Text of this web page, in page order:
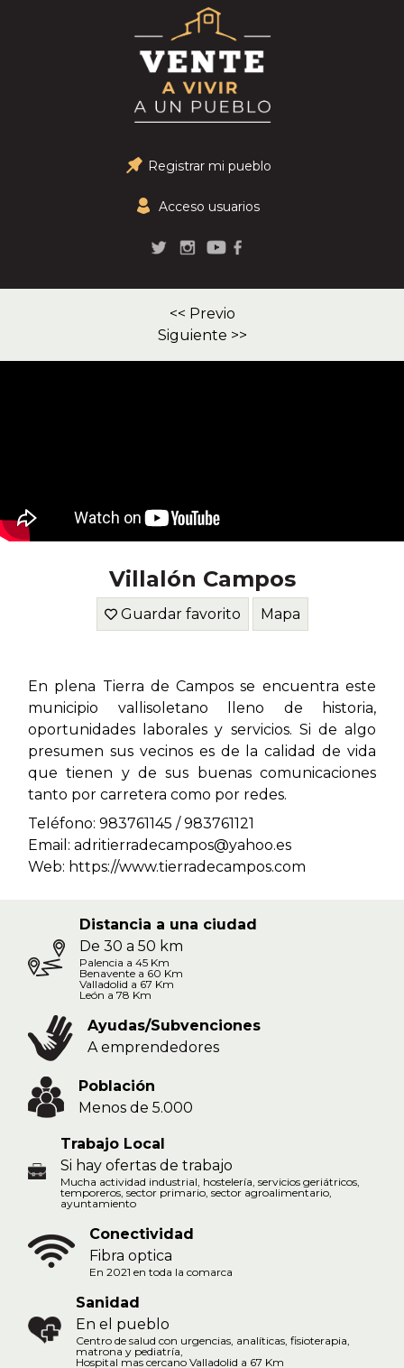
Registrar mi pueblo
Acceso usuarios
<< Previo
Siguiente >>
Villalón Campos
Guardar favorito Mapa
En plena Tierra de Campos se encuentra este
municipio vallisoletano lleno de historia,
oportunidades laborales y servicios. Si de algo
presumen sus vecinos es de la calidad de vida
que tienen y de sus buenas comunicaciones
tanto por carretera como por redes.
Teléfono: 983761145 / 983761121
Email: adritierradecampos@yahoo.es
Web: https://www.tierradecampos.com
Distancia a una ciudad
De 30 a 50 km
Palencia a 45 Km
Benavente a 60 Km
Valladolid a 67 Km
León a 78 Km
Ayudas/Subvenciones
A emprendedores
Población
Menos de 5.000
Trabajo Local
Si hay ofertas de trabajo
Mucha actividad industrial, hostelería, servicios geriátricos,
temporeros, sector primario, sector agroalimentario,
ayuntamiento
Conectividad
Fibra optica
En 2021 en toda la comarca
Sanidad
En el pueblo
Centro de salud con urgencias, analíticas, fisioterapia,
matrona y pediatría,
Hospital mas cercano Valladolid a 67 Km